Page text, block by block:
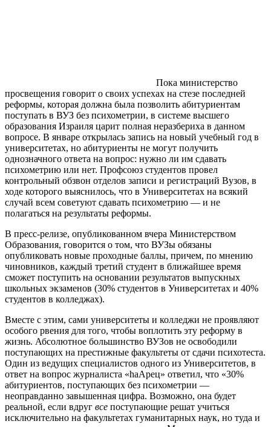
Пока министерство
просвещения говорит о своих успехах на стезе последней
реформы, которая должна была позволить абитуриентам
поступать в ВУЗ без психометрии, в системе высшего
образования Израиля царит полная неразбериха в данном
вопросе. В январе открылась запись на новый учебный год в
университетах, но абитуриенты не могут получить
однозначного ответа на вопрос: нужно ли им сдавать
психометрию или нет. Профсоюз студентов провел
контрольный обзвон отделов записи и регистраций Вузов, в
ходе которого выяснилось, что в Университетах на всякий
случай всем советуют сдавать психометрию — и не
полагаться на результаты реформы.
В пресс-релизе, опубликованном вчера Министерством
Образования, говорится о том, что ВУЗы обязаны
опубликовать новые проходные баллы, причем, по мнению
чиновников, каждый третий студент в ближайшее время
сможет поступить на основании результатов выпускных
школьных экзаменов (30% студентов в Университетах и 40%
студентов в колледжах).
Вместе с этим, сами университеты и колледжи не проявляют
особого рвения для того, чтобы воплотить эту реформу в
жизнь. Абсолютное большинство ВУЗов не освободили
поступающих на престижные факультеты от сдачи психотеста.
Один из ведущих специалистов одного из Университетов, в
ответ на вопрос журналиста «hаАрец» ответил, что «30%
абитуриентов, поступающих без психометрии —
неоправданно завышенная цифра. Возможно, она будет
реальной, если вдруг все поступающие решат учиться
исключительно на факультетах гуманитарных наук, но туда и